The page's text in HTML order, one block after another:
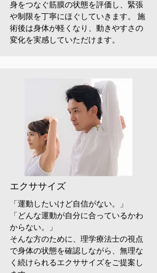
身をつなぐ筋膜の状態を評価し、緊張
や制限を丁寧にほぐしていきます。 施
術後は身体が軽くなり、動きやすさの
変化を実感していただけます。
エクササイズ
「運動したいけど自信がない。」
「どんな運動が自分に合っているかわ
からない。」
そんな方のために、理学療法士の視点
で身体の状態を確認しながら、無理な
く続けられるエクササイズをご提案し